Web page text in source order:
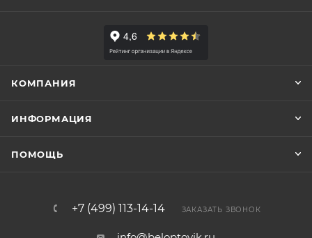
КОМПАНИЯ
ИНФОРМАЦИЯ
ПОМОЩЬ
+7 (499) 113-14-14 ЗАКАЗАТЬ ЗВОНОК